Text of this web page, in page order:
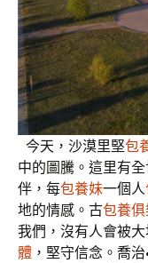
今天，沙漠里堅包
中的圖騰。這里有
伴，每包養妹一個人
地的情感。古包養
我們，沒有人會被
體 ，堅守信念。喬